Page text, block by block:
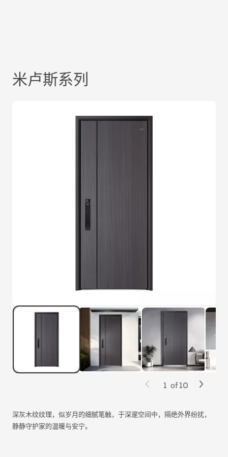
米卢斯系列
深灰木纹纹理，似岁月的细腻笔触，于深邃空间中，隔绝外界纷扰，
静静守护家的温暖与安宁。
1 of10